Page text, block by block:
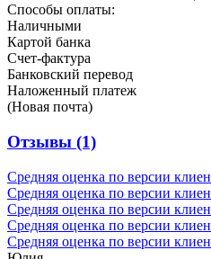
Способы оплаты:
Наличными
Картой банка
Счет-фактура
Банковский перевод
Наложенный платеж
(Новая почта)
Отзывы (1)
Средняя оценка по версии
Средняя оценка по версии
Средняя оценка по версии
Средняя оценка по версии
Средняя оценка по версии